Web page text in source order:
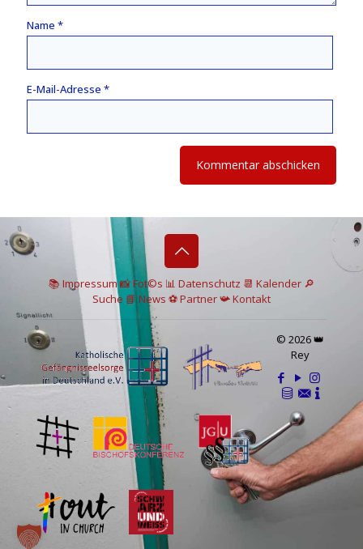
Name *
E-Mail-Adresse *
📚 Impressum📸Fot©s 📊 Datenschutz 📆 Kalender 🔎
Suche 📘 News ⚽Partner📯Kontakt
© 2026 👑
Rey